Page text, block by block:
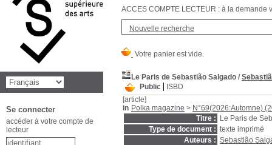
ACCES COMPTE LECTEUR : à la
Nouvelle recherche
Le Paris de Sebastião Salgado /
Public
ISBD
[article]
in Polka magazine > N°69(2026:Automne)
Titre :
Le Paris de
Type de document : texte imprimé
Auteurs : Sebastião
Se connecter
accéder à votre compte de
lecteur